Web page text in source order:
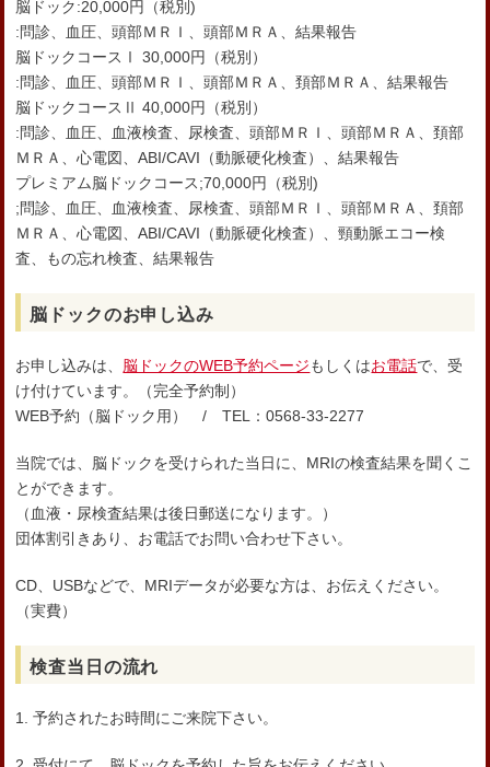
脳ドック:20,000円（税別)
:問診、血圧、頭部ＭＲＩ、頭部ＭＲＡ、結果報告
脳ドックコースⅠ 30,000円（税別）
:問診、血圧、頭部ＭＲＩ、頭部ＭＲＡ、頚部ＭＲＡ、結果報告
脳ドックコースⅡ 40,000円（税別）
:問診、血圧、血液検査、尿検査、頭部ＭＲＩ、頭部ＭＲＡ、頚部
ＭＲＡ、心電図、ABI/CAVI（動脈硬化検査）、結果報告
プレミアム脳ドックコース;70,000円（税別)
;問診、血圧、血液検査、尿検査、頭部ＭＲＩ、頭部ＭＲＡ、頚部
ＭＲＡ、心電図、ABI/CAVI（動脈硬化検査）、頸動脈エコー検
査、もの忘れ検査、結果報告
脳ドックのお申し込み
お申し込みは、 脳ドックのWEB予約ページもしくはお電話で、受
け付けています。（完全予約制）
WEB予約（脳ドック用） / TEL：0568-33-2277
当院では、脳ドックを受けられた当日に、MRIの検査結果を聞くこ
とができます。
（血液・尿検査結果は後日郵送になります。）
団体割引きあり、お電話でお問い合わせ下さい。
CD、USBなどで、MRIデータが必要な方は、お伝えください。
（実費）
検査当日の流れ
1. 予約されたお時間にご来院下さい。